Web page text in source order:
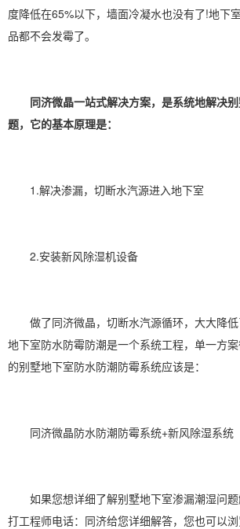
度降低在65%以下，墙面冷凝水也没有了!地下
品都不会发霉了。
同济微晶一站式解决方案，是系统地解决
题，它的基本原理是：
1.解决渗漏，切断水汽源进入地下室
2.安装新风除湿机设备
做了同济微晶，切断水汽源循环，大大降低
地下室防水防霉防潮是一个系统工程，单一方
的别墅地下室防水防潮防霉系统应该是：
同济微晶防水防潮防霉系统+新风除湿系统
如果您想详细了解别墅地下室渗漏潮湿问题
打工程师电话：同济给您详细解答，您也可以